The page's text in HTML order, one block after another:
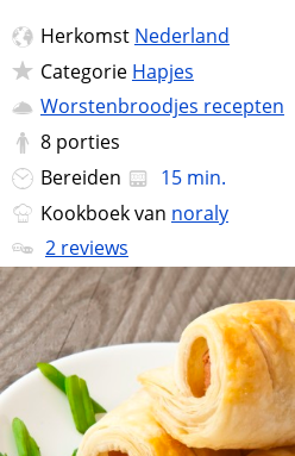
Herkomst Nederland
Categorie Hapjes
Worstenbroodjes recepten
8 porties
Bereiden
15 min.
Kookboek van noraly
2 reviews